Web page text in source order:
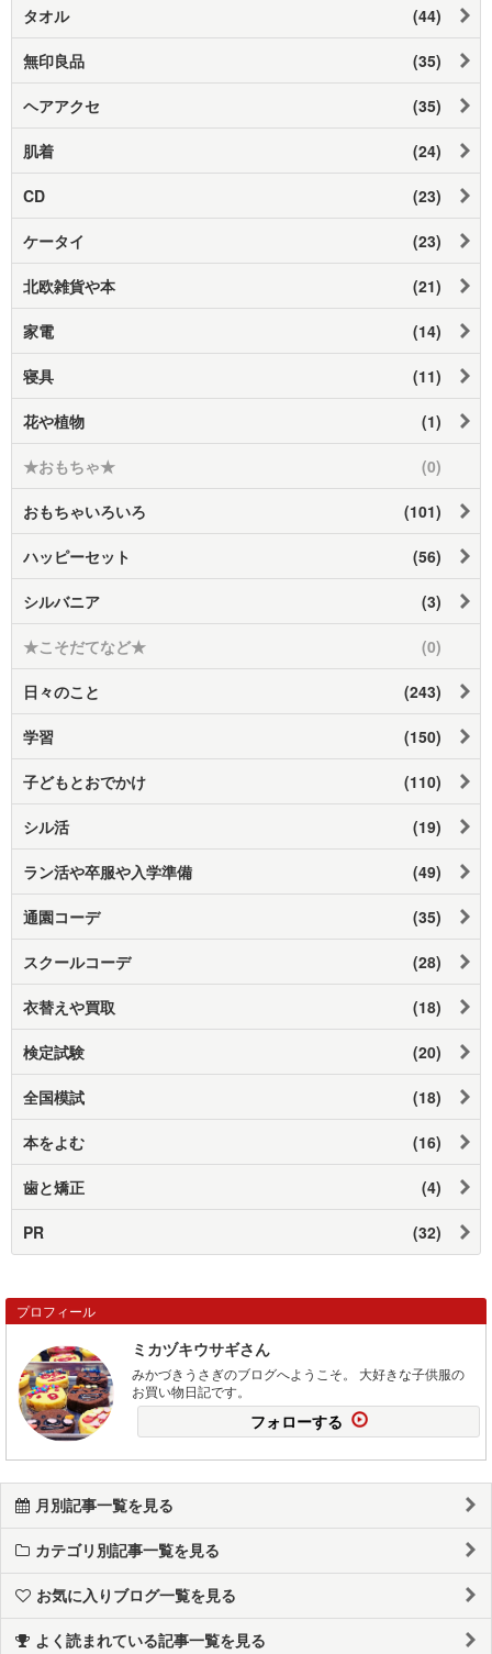
タオル (44)
無印良品 (35)
ヘアアクセ (35)
肌着 (24)
CD (23)
ケータイ (23)
北欧雑貨や本 (21)
家電 (14)
寝具 (11)
花や植物 (1)
★おもちゃ★ (0)
おもちゃいろいろ (101)
ハッピーセット (56)
シルバニア (3)
★こそだてなど★ (0)
日々のこと (243)
学習 (150)
子どもとおでかけ (110)
シル活 (19)
ラン活や卒服や入学準備 (49)
通園コーデ (35)
スクールコーデ (28)
衣替えや買取 (18)
検定試験 (20)
全国模試 (18)
本をよむ (16)
歯と矯正 (4)
PR (32)
プロフィール
ミカヅキウサギさん
みかづきうさぎのブログへようこそ。 大好きな子供服の
お買い物日記です。
フォローする
月別記事一覧を見る
カテゴリ別記事一覧を見る
お気に入りブログ一覧を見る
よく読まれている記事一覧を見る